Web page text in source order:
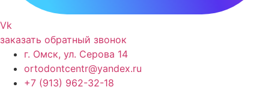
Vk
заказать обратный звонок
г. Омск, ул. Серова 14
ortodontcentr@yandex.ru
+7 (913) 962-32-18